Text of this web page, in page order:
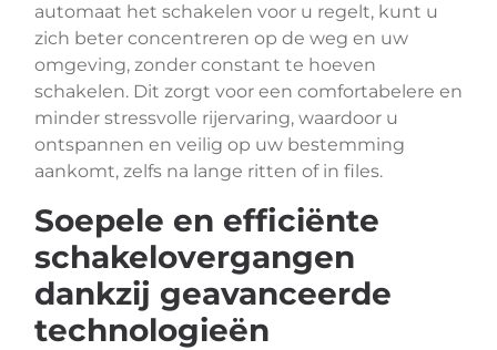
automaat het schakelen voor u regelt, kunt u
zich beter concentreren op de weg en uw
omgeving, zonder constant te hoeven
schakelen. Dit zorgt voor een comfortabelere en
minder stressvolle rijervaring, waardoor u
ontspannen en veilig op uw bestemming
aankomt, zelfs na lange ritten of in files.
Soepele en efficiënte
schakelovergangen
dankzij geavanceerde
technologieën